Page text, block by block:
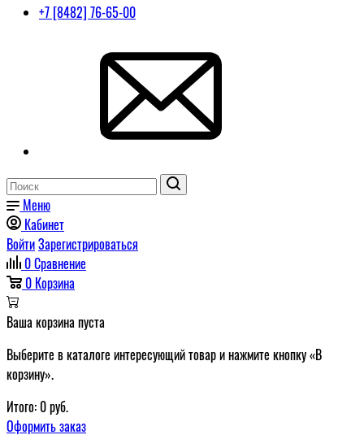
+7 [8482] 76-65-00
Меню
Кабинет
ВойтиЗарегистрироваться
0Сравнение
0 Корзина
Ваша корзина пуста
Выберите в каталоге интересующий товар и нажмите кнопку «В
корзину».
Итого: 0руб.
Оформить заказ